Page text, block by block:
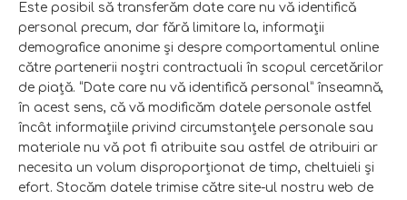
Este posibil să transferăm date care nu vă identifică
personal precum, dar fără limitare la, informaţii
demografice anonime şi despre comportamentul online
către partenerii noştri contractuali în scopul cercetărilor
de piaţă. “Date care nu vă identifică personal” înseamnă,
în acest sens, că vă modificăm datele personale astfel
încât informaţiile privind circumstanţele personale sau
materiale nu vă pot fi atribuite sau astfel de atribuiri ar
necesita un volum disproporţionat de timp, cheltuieli şi
efort. Stocăm datele trimise către site-ul nostru web de